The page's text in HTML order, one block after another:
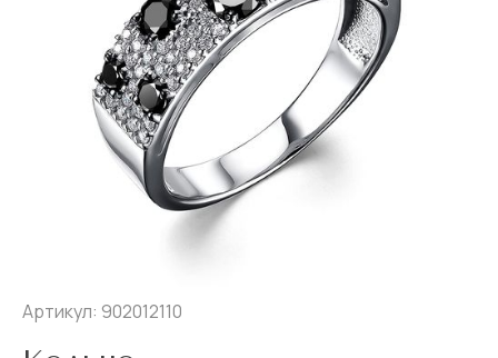
Артикул: 902012110